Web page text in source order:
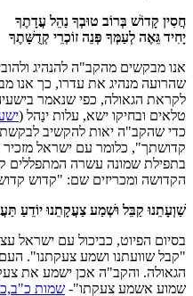
חֲסִין קָדוֹשׁ בְּרוֹב טוּבְךָ נַהֵל עֲדָתֶךָ
יָחִיד גֵּאֶה לְעַמְּךָ פְּנֵה זוֹכְרֵי קְדֻשָּׁתֶךָ
אנו מבקשים מהקב"ה להנהיג
שהרועה מנהיג את עדרו, כך אנו
לקראת הגאולה, כפי שנאמר
טלאים ובחיקו ישא, עלות ינַהל (
כדי שהקב"ה יאות להקשיב
קדושתך", כלומר עם ישראל
בתפילת שמונה עשרה המתפללים
הקדושה ומכריזים שם: "קדוש
שַׁוְעָתֵנוּ קַבֵּל וּשְׁמַע צַעֲקָתֵנוּ יוֹדֵעַ
בסיום הפיוט, כביכול עם ישראל
"קבל שוועתנו ושמע צעקתנו".
הגאולה. והקב"ה אכן ישמע את
שמוע אשמע צעקתו"- שמות